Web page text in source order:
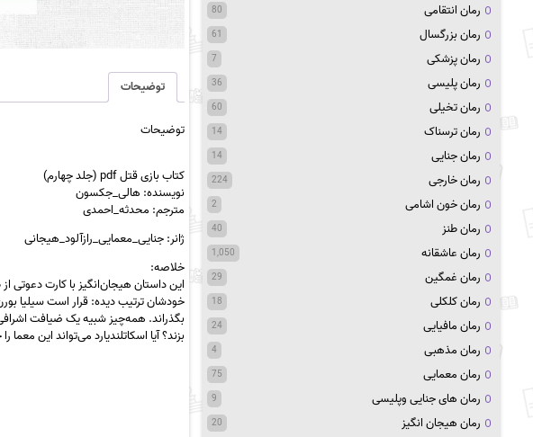
توضیحات
توضیحات
کتاب بازی قتل pdf (جلد چهارم)
نویسنده: هالی_جکسون
مترجم: محدثه_احمدی
ژانر: جنایی_معمایی_رازآلود_هیجانی
خلاصه:
این داستان هیجان‌انگیز با کارت
خودشان ترتیب دیده‌: قرار است سیلیا
بگذراند. همه‌چیز شبیه یک ضیافت
بزند؟ آیا اسکاتلندیارد می‌تواند این
رمان انتقامی 80
رمان بزرگسال 61
رمان پزشکی 7
رمان پلیسی 36
رمان تخیلی 60
رمان ترسناک 14
رمان جنایی 14
رمان خارجی 224
رمان خون اشامی 2
رمان طنز 40
رمان عاشقانه 1,050
رمان غمگین 29
رمان کلکلی 18
رمان مافیایی 24
رمان مذهبی 4
رمان معمایی 75
رمان های جنایی وپلیسی 9
رمان هیجان انگیز 20